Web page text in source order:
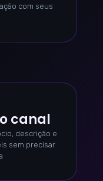
com seus
canal
descrição e
sem precisar